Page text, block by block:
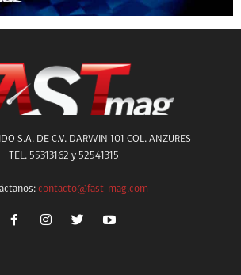
S.A. DE C.V. DARWIN 101 COL. ANZURES
TEL. 55313162 y 52541315
contacto@fast-mag.com